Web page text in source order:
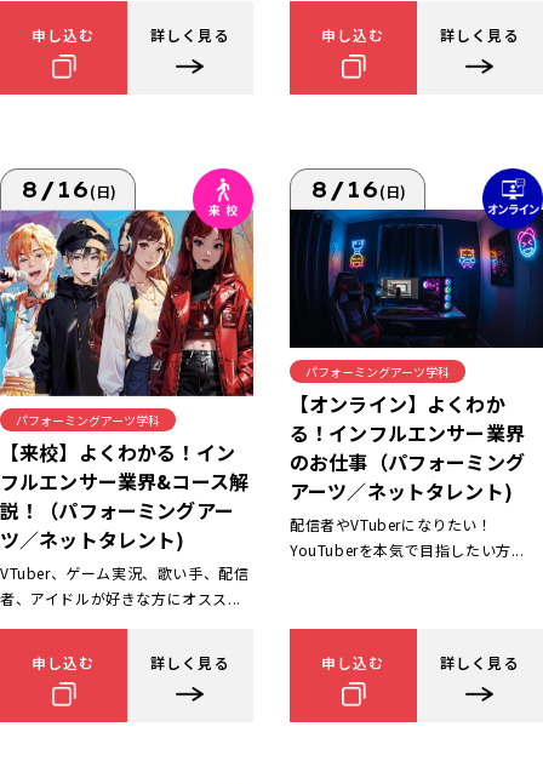
申し込む 詳しく見る 申し込む 詳しく見る
8/16(日)
パフォーミングアーツ学科
【来校】よくわかる！イン
フルエンサー業界&コース解
説！（パフォーミングアー
ツ／ネットタレント)
VTuber、ゲーム実況、歌い手、配信
者、アイドルが好きな方にオスス...
申し込む 詳しく見る
8/16(日)
パフォーミングアーツ学科
【オンライン】よくわか
る！インフルエンサー業界
のお仕事（パフォーミング
アーツ／ネットタレント)
配信者やVTuberになりたい！
YouTuberを本気で目指したい方...
申し込む 詳しく見る